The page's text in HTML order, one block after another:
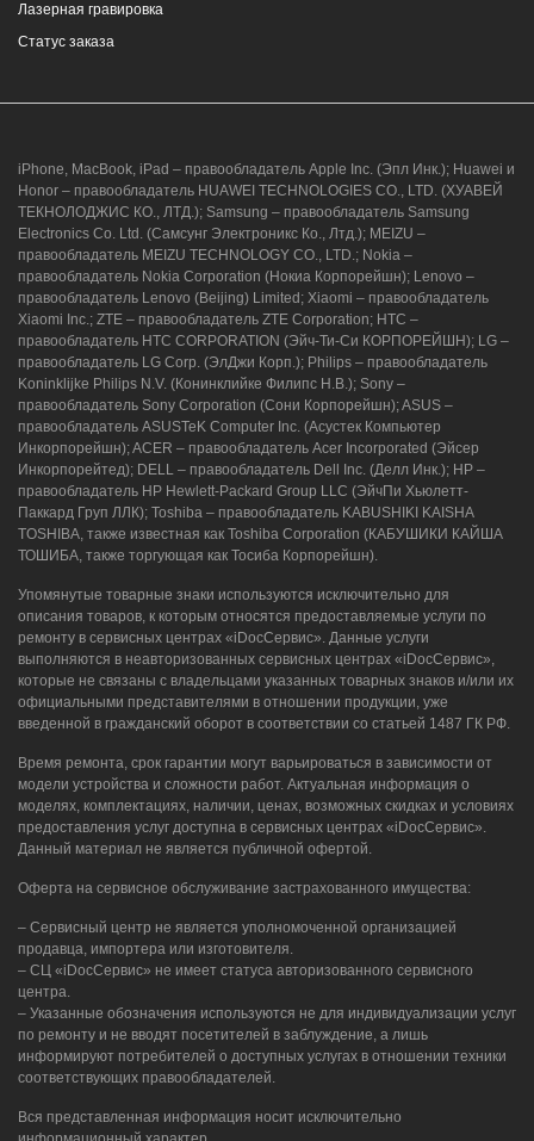
Лазерная гравировка
Статус заказа
iPhone, MacBook, iPad – правообладатель Apple Inc. (Эпл Инк.); Huawei и
Honor – правообладатель HUAWEI TECHNOLOGIES CO., LTD. (ХУАВЕЙ
ТЕКНОЛОДЖИС КО., ЛТД.); Samsung – правообладатель Samsung
Electronics Co. Ltd. (Самсунг Электроникс Ко., Лтд.); MEIZU –
правообладатель MEIZU TECHNOLOGY CO., LTD.; Nokia –
правообладатель Nokia Corporation (Нокиа Корпорейшн); Lenovo –
правообладатель Lenovo (Beijing) Limited; Xiaomi – правообладатель
Xiaomi Inc.; ZTE – правообладатель ZTE Corporation; HTC –
правообладатель HTC CORPORATION (Эйч-Ти-Си КОРПОРЕЙШН); LG –
правообладатель LG Corp. (ЭлДжи Корп.); Philips – правообладатель
Koninklijke Philips N.V. (Конинклийке Филипс Н.В.); Sony –
правообладатель Sony Corporation (Сони Корпорейшн); ASUS –
правообладатель ASUSTeK Computer Inc. (Асустек Компьютер
Инкорпорейшн); ACER – правообладатель Acer Incorporated (Эйсер
Инкорпорейтед); DELL – правообладатель Dell Inc. (Делл Инк.); HP –
правообладатель HP Hewlett-Packard Group LLC (ЭйчПи Хьюлетт-
Паккард Груп ЛЛК); Toshiba – правообладатель KABUSHIKI KAISHA
TOSHIBA, также известная как Toshiba Corporation (КАБУШИКИ КАЙША
ТОШИБА, также торгующая как Тосиба Корпорейшн).
Упомянутые товарные знаки используются исключительно для
описания товаров, к которым относятся предоставляемые услуги по
ремонту в сервисных центрах «iDocСервис». Данные услуги
выполняются в неавторизованных сервисных центрах «iDocСервис»,
которые не связаны с владельцами указанных товарных знаков и/или их
официальными представителями в отношении продукции, уже
введенной в гражданский оборот в соответствии со статьей 1487 ГК РФ.
Время ремонта, срок гарантии могут варьироваться в зависимости от
модели устройства и сложности работ. Актуальная информация о
моделях, комплектациях, наличии, ценах, возможных скидках и условиях
предоставления услуг доступна в сервисных центрах «iDocСервис».
Данный материал не является публичной офертой.
Оферта на сервисное обслуживание застрахованного имущества:
– Сервисный центр не является уполномоченной организацией
продавца, импортера или изготовителя.
– СЦ «iDocСервис» не имеет статуса авторизованного сервисного
центра.
– Указанные обозначения используются не для индивидуализации услуг
по ремонту и не вводят посетителей в заблуждение, а лишь
информируют потребителей о доступных услугах в отношении техники
соответствующих правообладателей.
Вся представленная информация носит исключительно